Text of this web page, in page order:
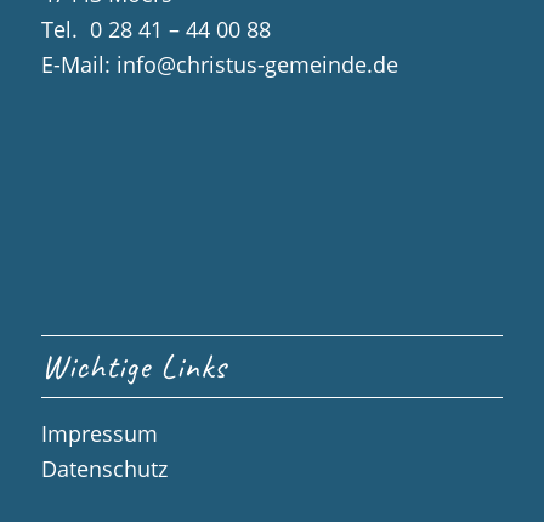
Tel. 0 28 41 – 44 00 88
E-Mail: info@christus-gemeinde.de
Wichtige Links
Impressum
Datenschutz